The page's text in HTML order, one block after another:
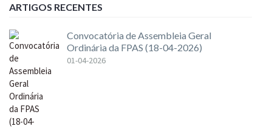
ARTIGOS RECENTES
Convocatória de Assembleia Geral
Ordinária da FPAS (18-04-2026)
01-04-2026